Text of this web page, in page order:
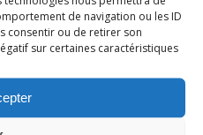
de navigation ou les ID
consentir ou de retirer son
sur certaines caractéristiques